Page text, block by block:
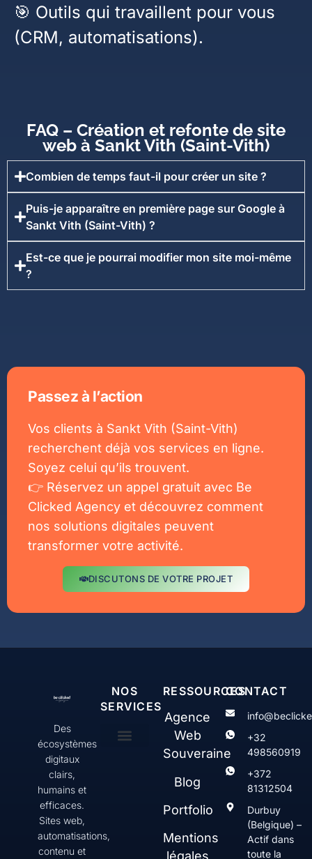
🎯 Outils qui travaillent pour vous
(CRM, automatisations).
FAQ – Création et refonte de site
web à Sankt Vith (Saint-Vith)
Combien de temps faut-il pour créer un site ?
Puis-je apparaître en première page sur Google à
Sankt Vith (Saint-Vith) ?
Est-ce que je pourrai modifier mon site moi-même
?
Passez à l’action
Vos clients à Sankt Vith (Saint-Vith)
recherchent déjà vos services en ligne.
Soyez celui qu’ils trouvent.
👉 Réservez un appel gratuit avec Be
Clicked Agency et découvrez comment
nos solutions digitales peuvent
transformer votre activité.
DISCUTONS DE VOTRE PROJET
Des
écosystèmes
digitaux
clairs,
humains et
efficaces.
Sites web,
automatisations,
contenu et
NOS
SERVICES
RESSOURCES
Agence
Web
Souveraine
Blog
Portfolio
Mentions
CONTACT
+32
498560919
+372
81312504
Durbuy
(Belgique) –
Actif dans
toute la